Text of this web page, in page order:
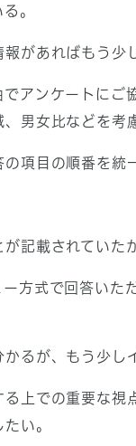
。
があればもう少
アンケートに
男女比などを考
項目の順番を統
記載されていたか
方式で回答い
るが、もう少し
上での重要な
い。